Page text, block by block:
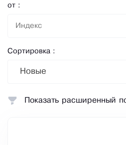
от :
Сортировка :
Новые
Показать расширенный